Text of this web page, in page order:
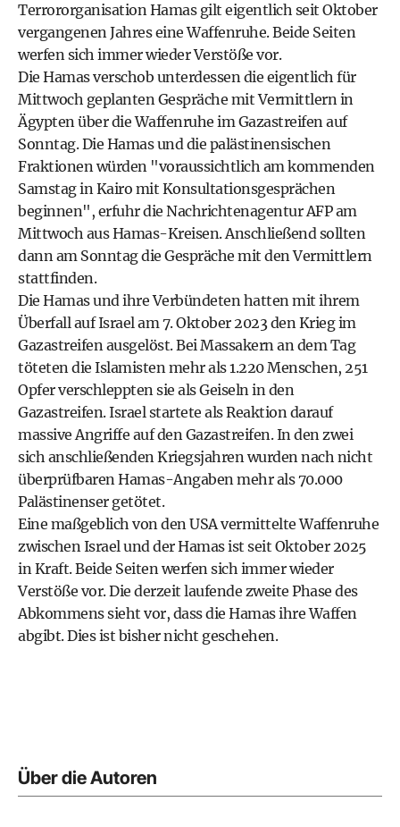
Terrororganisation Hamas gilt eigentlich seit Oktober
vergangenen Jahres eine Waffenruhe. Beide Seiten
werfen sich immer wieder Verstöße vor.
Die Hamas verschob unterdessen die eigentlich für
Mittwoch geplanten Gespräche mit Vermittlern in
Ägypten über die Waffenruhe im Gazastreifen auf
Sonntag. Die Hamas und die palästinensischen
Fraktionen würden "voraussichtlich am kommenden
Samstag in Kairo mit Konsultationsgesprächen
beginnen", erfuhr die Nachrichtenagentur AFP am
Mittwoch aus Hamas-Kreisen. Anschließend sollten
dann am Sonntag die Gespräche mit den Vermittlern
stattfinden.
Die Hamas und ihre Verbündeten hatten mit ihrem
Überfall auf Israel am 7. Oktober 2023 den Krieg im
Gazastreifen ausgelöst. Bei Massakern an dem Tag
töteten die Islamisten mehr als 1.220 Menschen, 251
Opfer verschleppten sie als Geiseln in den
Gazastreifen. Israel startete als Reaktion darauf
massive Angriffe auf den Gazastreifen. In den zwei
sich anschließenden Kriegsjahren wurden nach nicht
überprüfbaren Hamas-Angaben mehr als 70.000
Palästinenser getötet.
Eine maßgeblich von den USA vermittelte Waffenruhe
zwischen Israel und der Hamas ist seit Oktober 2025
in Kraft. Beide Seiten werfen sich immer wieder
Verstöße vor. Die derzeit laufende zweite Phase des
Abkommens sieht vor, dass die Hamas ihre Waffen
abgibt. Dies ist bisher nicht geschehen.
Über die Autoren